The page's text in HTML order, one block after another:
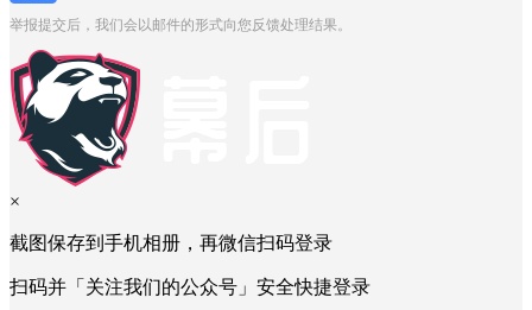
举报提交后，我们会以邮件的形式向您反馈处理结果。
×
截图保存到手机相册，再微信扫码登录
扫码并「关注我们的公众号」安全快捷登录